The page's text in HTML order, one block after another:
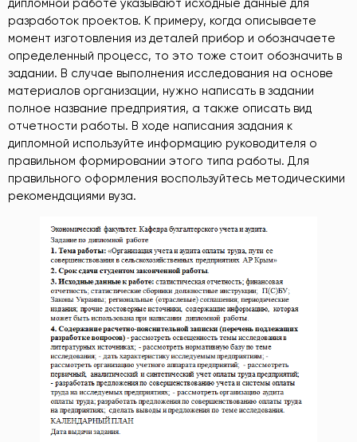
дипломной работе указывают исходные данные для
разработок проектов. К примеру, когда описываете
момент изготовления из деталей прибор и обозначаете
определенный процесс, то это тоже стоит обозначить в
задании. В случае выполнения исследования на основе
материалов организации, нужно написать в задании
полное название предприятия, а также описать вид
отчетности работы. В ходе написания задания к
дипломной используйте информацию руководителя о
правильном формировании этого типа работы. Для
правильного оформления воспользуйтесь методическими
рекомендациями вуза.